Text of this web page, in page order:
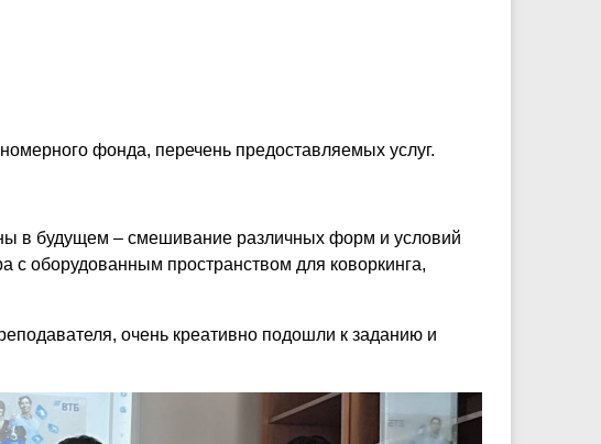
фонда, перечень предоставляемых услуг.
в будущем – смешивание различных форм и условий
с оборудованным пространством для коворкинга,
очень креативно подошли к заданию и